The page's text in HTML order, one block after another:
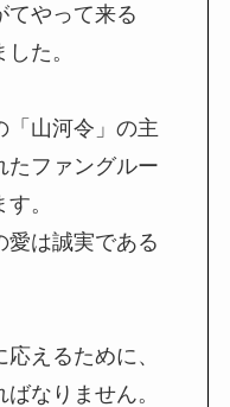
てやって来る
た。
「山河令」の主
たファングルー
。
愛は誠実である
えるために、
なりません。